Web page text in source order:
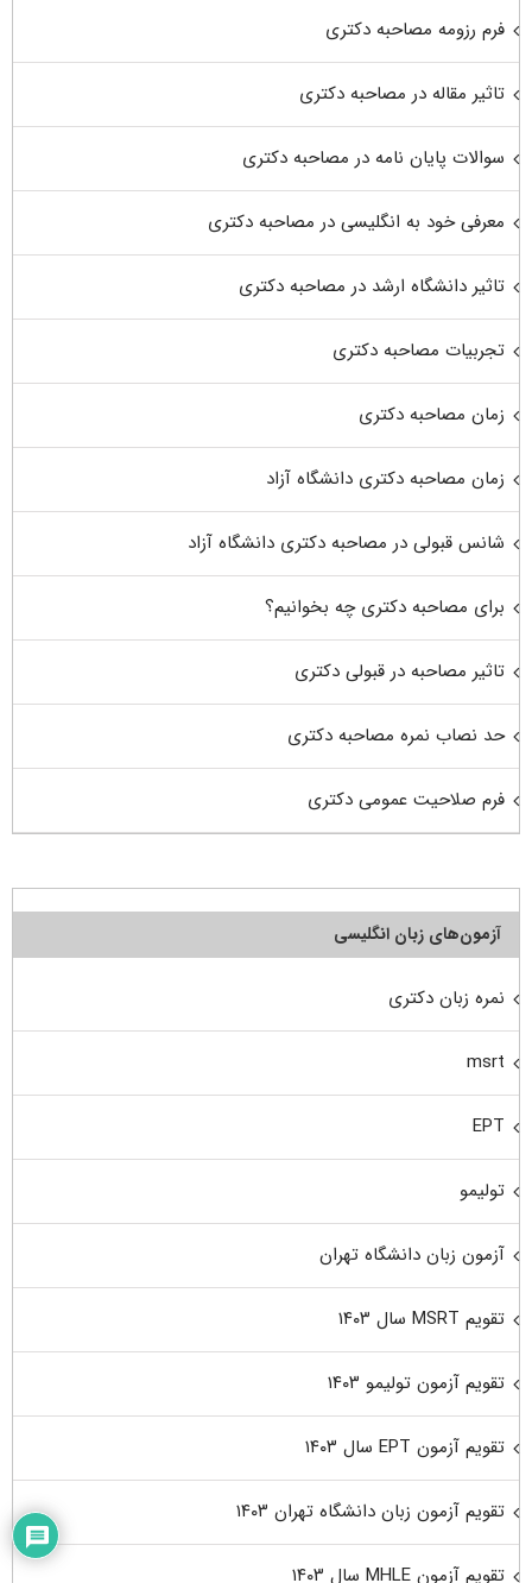
فرم رزومه مصاحبه دکتری
تاثیر مقاله در مصاحبه دکتری
سوالات پایان نامه در مصاحبه دکتری
معرفی خود به انگلیسی در مصاحبه دکتری
تاثیر دانشگاه ارشد در مصاحبه دکتری
تجربیات مصاحبه دکتری
زمان مصاحبه دکتری
زمان مصاحبه دکتری دانشگاه آزاد
شانس قبولی در مصاحبه دکتری دانشگاه آزاد
برای مصاحبه دکتری چه بخوانیم؟
تاثیر مصاحبه در قبولی دکتری
حد نصاب نمره مصاحبه دکتری
فرم صلاحیت عمومی دکتری
آزمون‌های زبان انگلیسی
نمره زبان دکتری
msrt
EPT
تولیمو
آزمون زبان دانشگاه تهران
تقویم MSRT سال ۱۴۰۳
تقویم آزمون تولیمو ۱۴۰۳
تقویم آزمون EPT سال ۱۴۰۳
تقویم آزمون زبان دانشگاه تهران ۱۴۰۳
تقویم آزمون MHLE سال ۱۴۰۳